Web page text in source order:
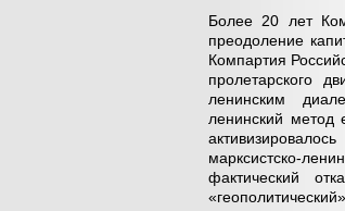
Более 20 лет
преодоление
Компартия
пролетарского
ленинским
ленинский
марксистско-
фактический